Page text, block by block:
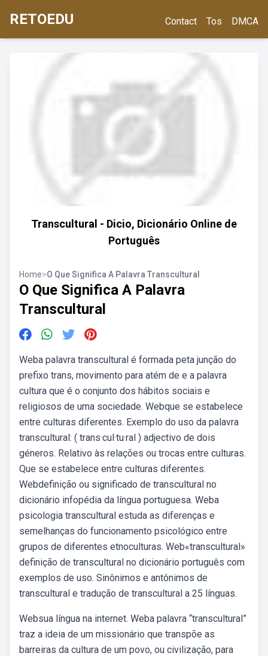
RETOEDU Contact Tos DMCA
Transcultural - Dicio, Dicionário Online de
Português
Home>O Que Significa A Palavra Transcultural
O Que Significa A Palavra
Transcultural
Weba palavra transcultural é formada peta junção do
prefixo trans, movimento para atém de e a palavra
cultura que é o conjunto dos hábitos sociais e
religiosos de uma sociedade. Webque se estabelece
entre culturas diferentes. Exemplo do uso da palavra
transcultural: ( trans·cul·tu·ral ) adjectivo de dois
géneros. Relativo às relações ou trocas entre culturas.
Que se estabelece entre culturas diferentes.
Webdefinição ou significado de transcultural no
dicionário infopédia da língua portuguesa. Weba
psicologia transcultural estuda as diferenças e
semelhanças do funcionamento psicológico entre
grupos de diferentes etnoculturas. Web«transcultural»
definição de transcultural no dicionário português com
exemplos de uso. Sinônimos e antônimos de
transcultural e tradução de transcultural a 25 línguas.
Websua língua na internet. Weba palavra “transcultural”
traz a ideia de um missionário que transpõe as
barreiras da cultura de um povo, ou civilização, para